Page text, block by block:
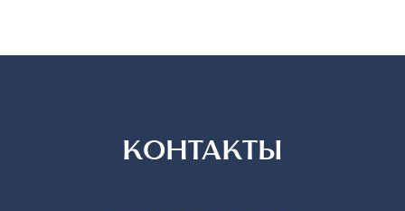
КОНТАКТЫ